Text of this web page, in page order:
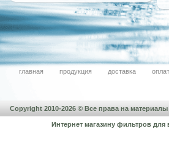
главная продукция доставка
Copyright 2010-2026 © Все права на
Интернет магазину фильтров для